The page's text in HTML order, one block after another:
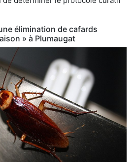
élimination de cafards
» à Plumaugat